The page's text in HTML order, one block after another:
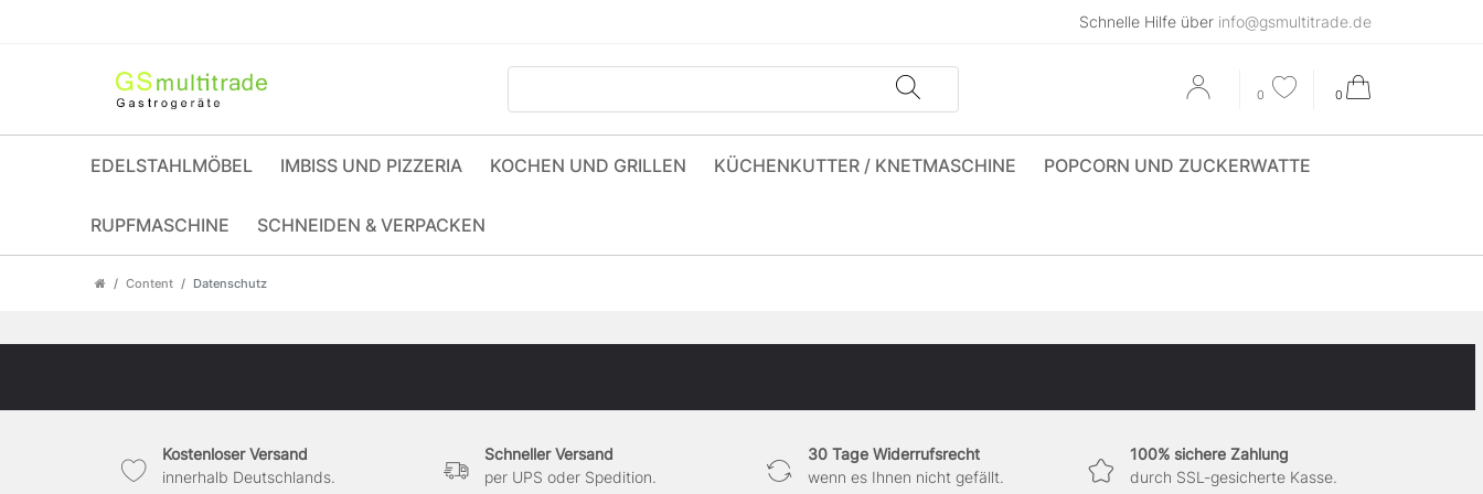
Schnelle Hilfe über info@gsmultitrade.de
0 0
EDELSTAHLMÖBEL IMBISS UND PIZZERIA KOCHEN UND GRILLEN KÜCHENKUTTER / KNETMASCHINE POPCORN UND ZUCKERWATTE
RUPFMASCHINE SCHNEIDEN & VERPACKEN
Content Datenschutz
Kostenloser Versand
innerhalb Deutschlands.
Schneller Versand
per UPS oder Spedition.
30 Tage Widerrufsrecht
wenn es Ihnen nicht gefällt.
100% sichere Zahlung
durch SSL-gesicherte Kasse.